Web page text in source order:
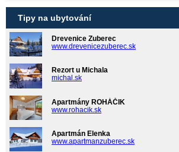
Tipy na ubytování
Drevenice Zuberec
www.drevenicezuberec.sk
Rezort u Michala
michal.sk
Apartmány ROHÁČIK
www.rohacik.sk
Apartmán Elenka
www.apartmanzuberec.sk